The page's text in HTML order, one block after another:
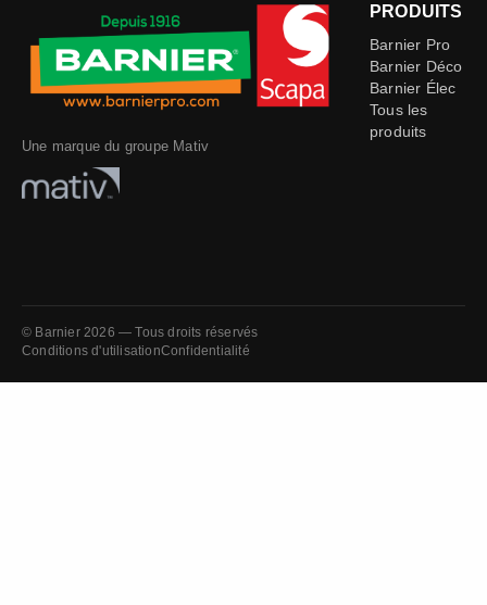
Une marque du groupe Mativ
PRODUITS
Barnier Pro
Barnier Déco
Barnier Élec
Tous les
produits
© Barnier 2026 — Tous droits réservés
Conditions d'utilisationConfidentialité